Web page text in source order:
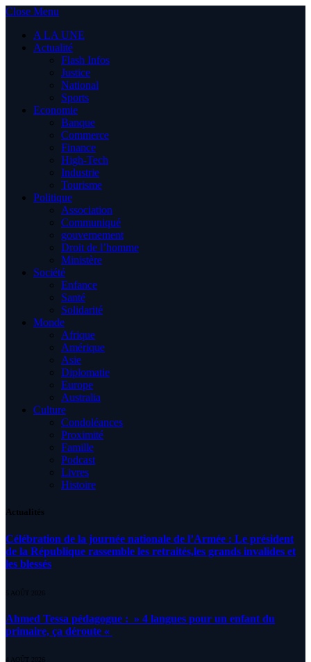
Close Menu
A LA UNE
Actualité
Flash Infos
Justice
National
Sports
Economie
Banque
Commerce
Finance
High-Tech
Industrie
Tourisme
Politique
Association
Communiqué
gouvernement
Droit de l’homme
Ministère
Société
Enfance
Santé
Solidarité
Monde
Afrique
Amérique
Asie
Diplomatie
Europe
Australia
Culture
Condoléances
Proximité
Famille
Podcast
Livres
Histoire
Actualités
Célébration de la journée nationale de l’Armée : Le président
de la République rassemble les retraités,les grands invalides et
les blessés
5 AOÛT 2026
Ahmed Tessa pédagogue : » 4 langues pour un enfant du
primaire, ça déroute «
4 AOÛT 2026